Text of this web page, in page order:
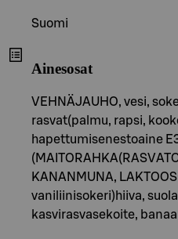
Suomi
Ainesosat
VEHNÄJAUHO, vesi,
rasvat(palmu, rapsi,
hapettumisenestoaine
KANANMUNA,
vaniliinisokeri)hiiva,
kasvirasvasekoite,